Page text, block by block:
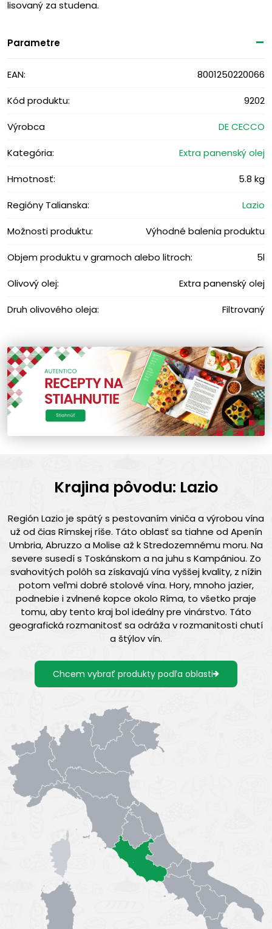
lisovaný za studena.
Parametre
EAN: 8001250220066
Kód produktu: 9202
Výrobca DE CECCO
Kategória: Extra panenský olej
Hmotnosť: 5.8 kg
Regióny Talianska: Lazio
Možnosti produktu: Výhodné balenia produktu
Objem produktu v gramoch alebo litroch: 5l
Olivový olej: Extra panenský olej
Druh olivového oleja: Filtrovaný
Krajina pôvodu: Lazio
Región Lazio je spätý s pestovaním viniča a výrobou vína
už od čias Rímskej ríše. Táto oblasť sa tiahne od Apenín
Umbria, Abruzzo a Molise až k Stredozemnému moru. Na
severe susedí s Toskánskom a na juhu s Kampániou. Zo
svahovitých polôh sa získavajú vína vyššej kvality, z nížin
potom veľmi dobré stolové vína. Hory, mnoho jazier,
podnebie i zvlnené kopce okolo Ríma, to všetko praje
tomu, aby tento kraj bol ideálny pre vinárstvo. Táto
geografická rozmanitosť sa odráža v rozmanitosti chutí
a štýlov vín.
Chcem vybrať produkty podľa oblasti